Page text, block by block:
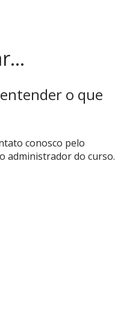
o que
conosco pelo
administrador do curso.